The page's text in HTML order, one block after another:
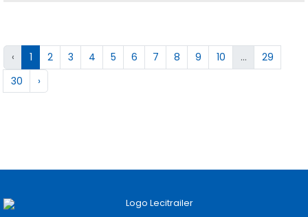
‹ 1 2 3 4 5 6 7 8 9 10 ...
29
30
›